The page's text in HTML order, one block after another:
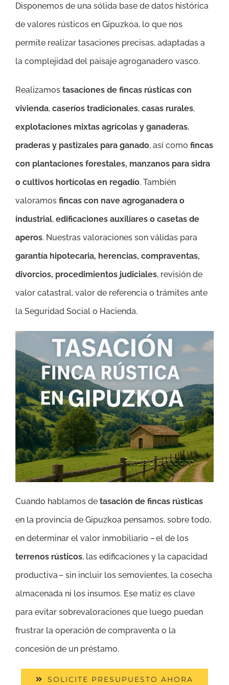
Disponemos de una sólida base de datos histórica
de valores rústicos en Gipuzkoa, lo que nos
permite realizar tasaciones precisas, adaptadas a
la complejidad del paisaje agroganadero vasco.
Realizamos tasaciones de fincas rústicas con
vivienda, caseríos tradicionales, casas rurales,
explotaciones mixtas agrícolas y ganaderas,
praderas y pastizales para ganado, así como fincas
con plantaciones forestales, manzanos para sidra
o cultivos hortícolas en regadío. También
valoramos fincas con nave agroganadera o
industrial, edificaciones auxiliares o casetas de
aperos. Nuestras valoraciones son válidas para
garantía hipotecaria, herencias, compraventas,
divorcios, procedimientos judiciales, revisión de
valor catastral, valor de referencia o trámites ante
la Seguridad Social o Hacienda.
Cuando hablamos de tasación de fincas rústicas
en la provincia de Gipuzkoa pensamos, sobre todo,
en determinar el valor inmobiliario – el de los
terrenos rústicos, las edificaciones y la capacidad
productiva – sin incluir los semovientes, la cosecha
almacenada ni los insumos. Ese matiz es clave
para evitar sobrevaloraciones que luego puedan
frustrar la operación de compraventa o la
concesión de un préstamo.
SOLICITE PRESUPUESTO AHORA